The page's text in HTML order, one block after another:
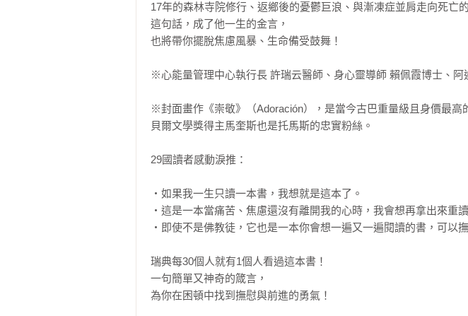
17年的森林寺院修行、返鄉後的憂鬱巨浪、與漸凍症並肩走向死亡
這句話，成了他一生的金言，
也將帶你擺脫焦慮風暴、生命備受鼓舞！
※心能量管理中心執行長 許瑞云醫師、身心靈導師 賴佩霞博士、阿
※封面畫作《崇敬》（Adoración），是當今古巴重量級且身價最高
貝爾文學獎得主馬奎斯也是托馬斯的忠實粉絲。
29國讀者感動淚推：
‧如果我一生只讀一本書，我想就是這本了。
‧這是一本當痛苦、焦慮還沒有離開我的心時，我會想再拿出來重讀
‧即使不是佛教徒，它也是一本你會想一遍又一遍閱讀的書，可以
瑞典每30個人就有1個人看過這本書！
一句簡單又神奇的箴言，
為你在困頓中找到撫慰與前進的勇氣！